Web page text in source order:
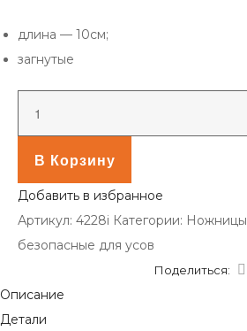
длина — 10см;
загнутые
В Корзину
Добавить в избранное
Артикул: 4228i Категории: Ножницы
безопасные для усов
Поделиться:
Описание
Детали